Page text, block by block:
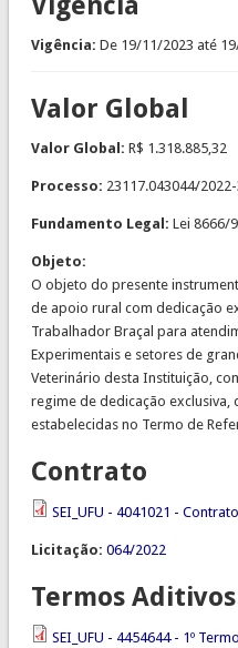
Vigência: De 19/11/2023 até
Valor Global
Valor Global: R$ 1.318.885,32
Processo: 23117.043044/
Fundamento Legal: Lei 8666/
Objeto:
O objeto do presente
de apoio rural com dedicação
Trabalhador Braçal para
Experimentais e setores de
Veterinário desta Instituição,
regime de dedicação exclusiva,
estabelecidas no Termo de
Contrato
SEI_UFU - 4041021 -
Licitação: 064/2022
Termos
SEI_UFU - 4454644 - 1º